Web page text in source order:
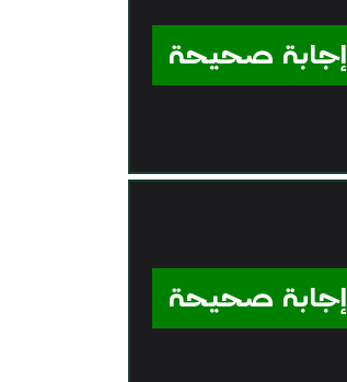
إجابة صحيحة
إجابة صحيحة